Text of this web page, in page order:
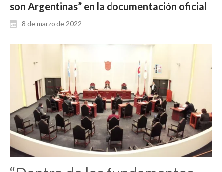
son Argentinas” en la documentación oficial
8 de marzo de 2022